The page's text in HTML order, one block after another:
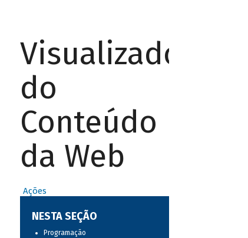
Visualizador
do
Conteúdo
da Web
Ações
NESTA SEÇÃO
Programação